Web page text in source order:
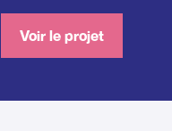
Voir le projet